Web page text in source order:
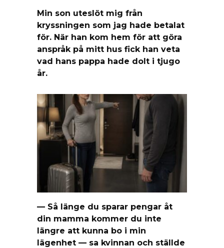
Min son uteslöt mig från
kryssningen som jag hade betalat
för. När han kom hem för att göra
anspråk på mitt hus fick han veta
vad hans pappa hade dolt i tjugo
år.
— Så länge du sparar pengar åt
din mamma kommer du inte
längre att kunna bo i min
lägenhet — sa kvinnan och ställde